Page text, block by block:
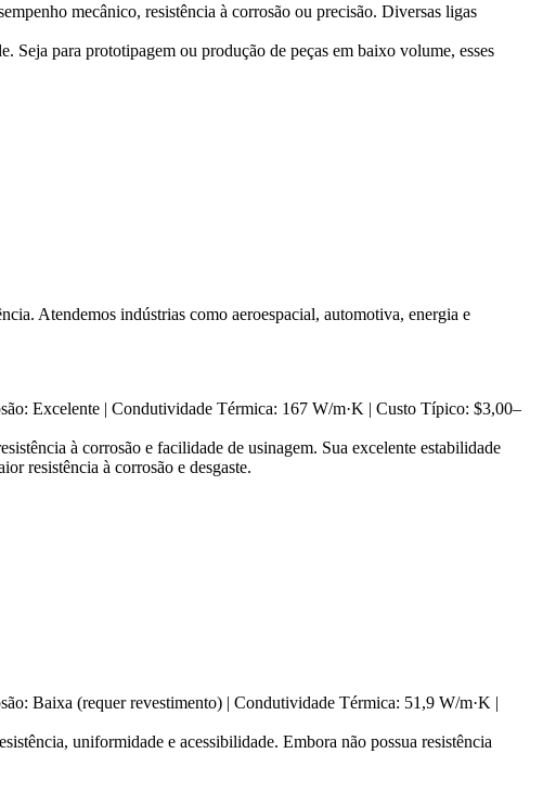
mecânico, resistência à corrosão ou precisão. Diversas ligas
Seja para prototipagem ou produção de peças em baixo volume, esses
Atendemos indústrias como aeroespacial, automotiva, energia e
Excelente | Condutividade Térmica: 167 W/m·K | Custo Típico: $3,00–
à corrosão e facilidade de usinagem. Sua excelente estabilidade
resistência à corrosão e desgaste.
Baixa (requer revestimento) | Condutividade Térmica: 51,9 W/m·K |
uniformidade e acessibilidade. Embora não possua resistência